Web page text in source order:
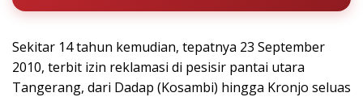
Sekitar 14 tahun kemudian, tepatnya 23 September
2010, terbit izin reklamasi di pesisir pantai utara
Tangerang, dari Dadap (Kosambi) hingga Kronjo seluas